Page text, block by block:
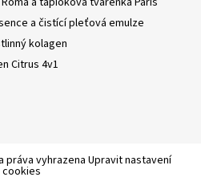
a čistící pleťová emulze
kolagen
Citrus 4v1
práva vyhrazena Upravit nastavení
cookies